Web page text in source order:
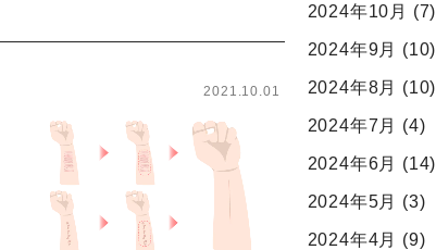
2021.10.01
2024年10月 (7)
2024年9月 (10)
2024年8月 (10)
2024年7月 (4)
2024年6月 (14)
2024年5月 (3)
2024年4月 (9)